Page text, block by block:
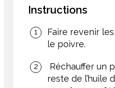
Instructions
Faire revenir
le poivre.
Réchauffer un
reste de l’huile